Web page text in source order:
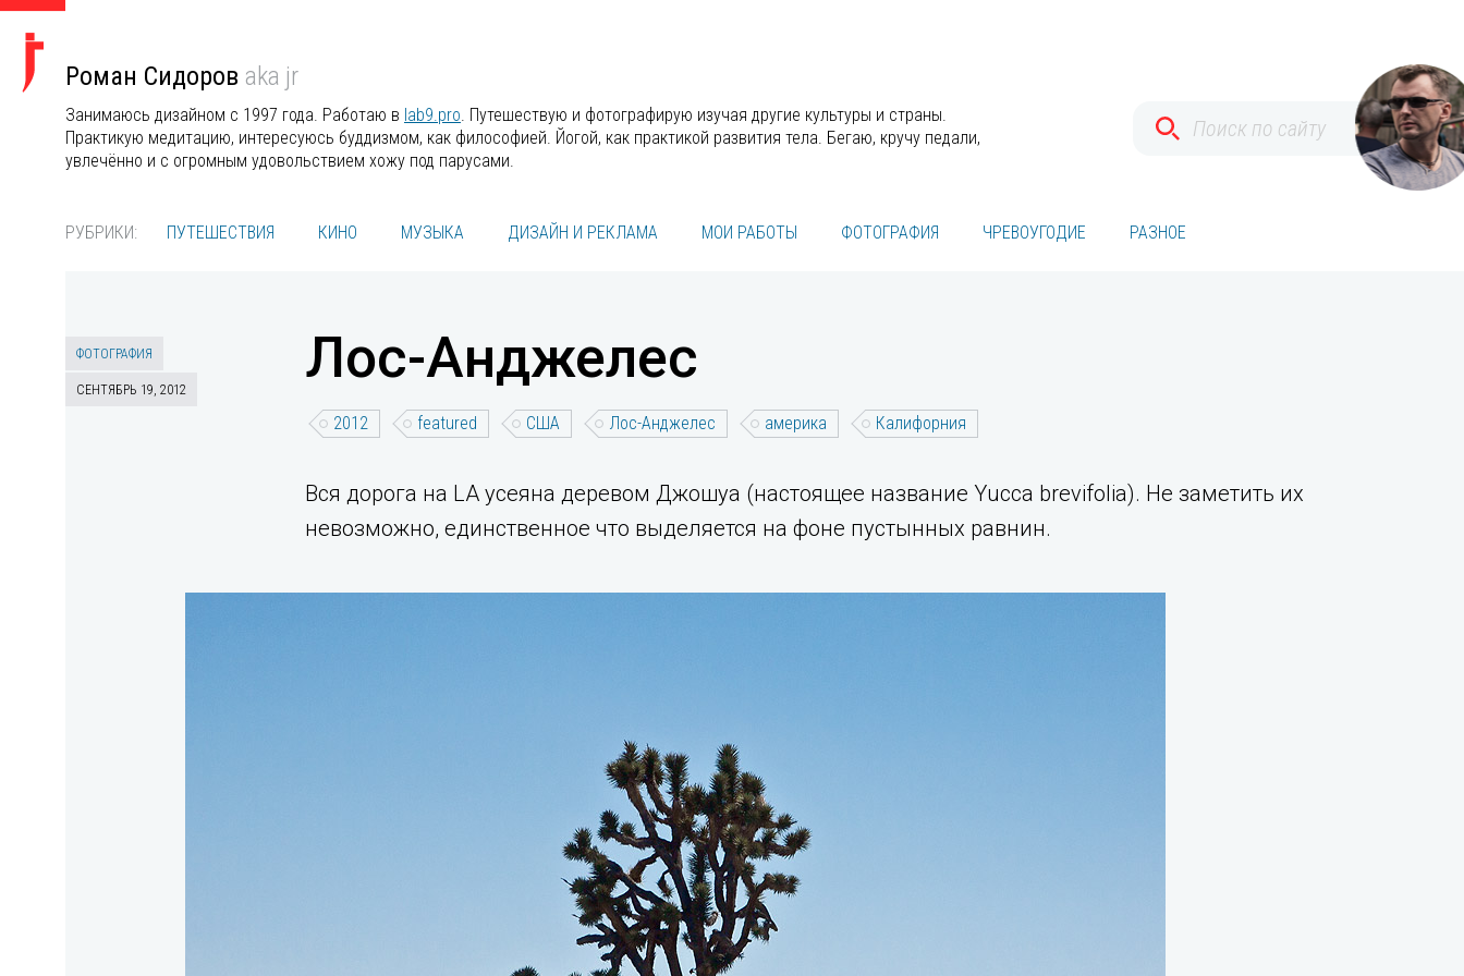
Роман Сидоров aka jr
Занимаюсь дизайном с 1997 года. Работаю в lab9.pro. Путешествую и фотографирую изучая другие культуры и страны.
Практикую медитацию, интересуюсь буддизмом, как философией. Йогой, как практикой развития тела. Бегаю, кручу педали,
увлечённо и с огромным удовольствием хожу под парусами.
РУБРИКИ: ПУТЕШЕСТВИЯ КИНО МУЗЫКА ДИЗАЙН И РЕКЛАМА МОИ РАБОТЫ ФОТОГРАФИЯ ЧРЕВОУГОДИЕ РАЗНОЕ
ФОТОГРАФИЯ
СЕНТЯБРЬ 19, 2012 Лос-Анджелес
2012 featured США Лос-Анджелес америка Калифорния
Вся дорога на LA усеяна деревом Джошуа (настоящее название Yucca brevifolia). Не заметить их
невозможно, единственное что выделяется на фоне пустынных равнин.